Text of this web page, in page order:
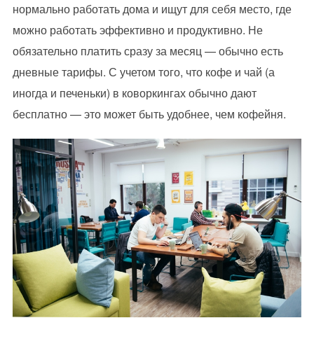
нормально работать дома и ищут для себя место, где
можно работать эффективно и продуктивно. Не
обязательно платить сразу за месяц — обычно есть
дневные тарифы. С учетом того, что кофе и чай (а
иногда и печеньки) в коворкингах обычно дают
бесплатно — это может быть удобнее, чем кофейня.